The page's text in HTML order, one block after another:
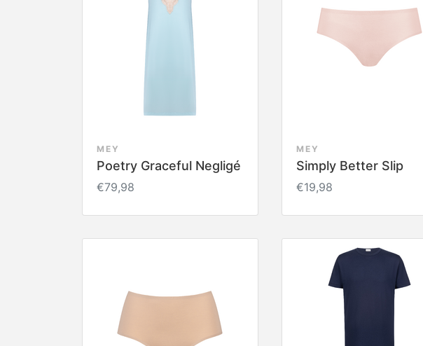
MEY
Poetry Graceful Negligé
€79,98
MEY
Simply Better Slip
€19,98